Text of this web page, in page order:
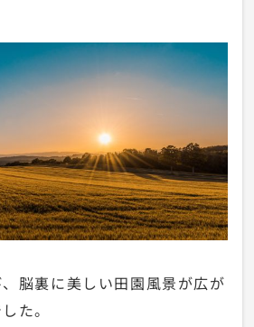
脳裏に美しい田園風景が広が
た。